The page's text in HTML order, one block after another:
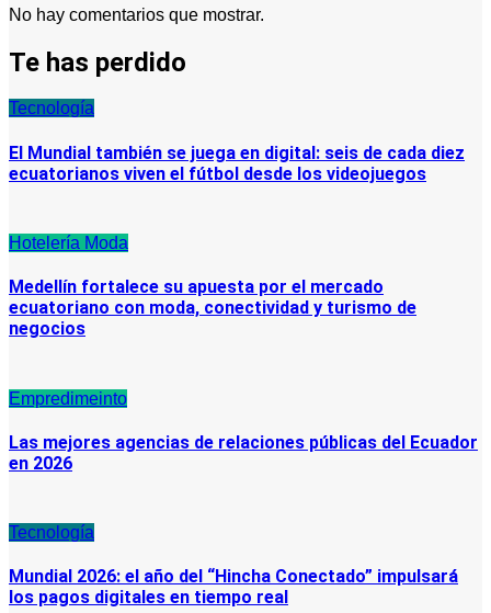
No hay comentarios que mostrar.
Te has perdido
Tecnología
El Mundial también se juega en digital: seis de cada diez
ecuatorianos viven el fútbol desde los videojuegos
Hotelería Moda
Medellín fortalece su apuesta por el mercado
ecuatoriano con moda, conectividad y turismo de
negocios
Empredimeinto
Las mejores agencias de relaciones públicas del Ecuador
en 2026
Tecnología
Mundial 2026: el año del “Hincha Conectado” impulsará
los pagos digitales en tiempo real